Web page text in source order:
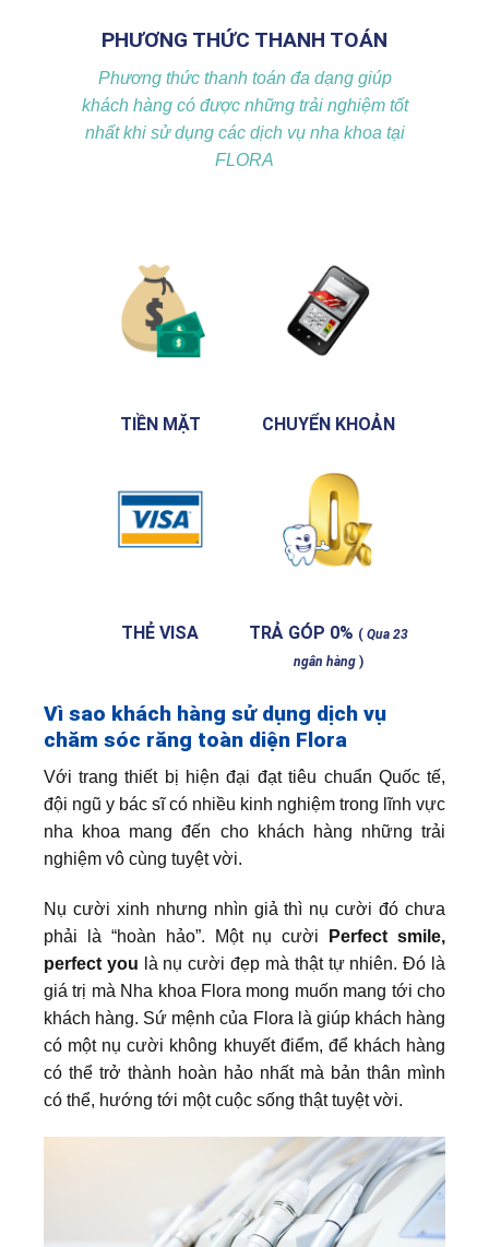
PHƯƠNG THỨC THANH TOÁN
Phương thức thanh toán đa dạng giúp
khách hàng có được những trải nghiệm tốt
nhất khi sử dụng các dịch vụ nha khoa tại
FLORA
TIỀN MẶT CHUYỂN KHOẢN
THẺ VISA TRẢ GÓP 0% (Qua 23
ngân hàng )
Vì sao khách hàng sử dụng dịch vụ
chăm sóc răng toàn diện Flora
Với trang thiết bị hiện đại đạt tiêu chuẩn Quốc tế,
đội ngũ y bác sĩ có nhiều kinh nghiệm trong lĩnh vực
nha khoa mang đến cho khách hàng những trải
nghiệm vô cùng tuyệt vời.
Nụ cười xinh nhưng nhìn giả thì nụ cười đó chưa
phải là “hoàn hảo”. Một nụ cười
Perfect smile,
perfect you là nụ cười đẹp mà thật tự nhiên. Đó là
giá trị mà Nha khoa Flora mong muốn mang tới cho
khách hàng. Sứ mệnh của Flora là giúp khách hàng
có một nụ cười không khuyết điểm, để khách hàng
có thể trở thành hoàn hảo nhất mà bản thân mình
có thể, hướng tới một cuộc sống thật tuyệt vời.